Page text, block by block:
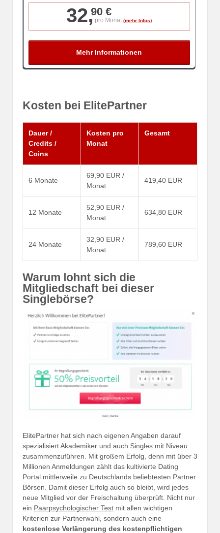
32,90 €
pro Monat
Kosten bei ElitePartner
Dauer /
Credits /
Coins
Kosten pro
Monat
Gesamt
6 Monate
69,90 EUR /
Monat
419,40 EUR
12 Monate
52,90 EUR /
Monat
634,80 EUR
24 Monate
32,90 EUR /
Monat
789,60 EUR
Warum lohnt sich die
Mitgliedschaft bei dieser
Singlebörse?
ElitePartner hat sich nach eigenen Angaben darauf
spezialisiert Akademiker und auch Singles mit Niveau
zusammenzuführen. Mit großem Erfolg, denn mit über 3
Millionen Anmeldungen zählt das kultivierte Dating
Portal mittlerweile zu Deutschlands beliebtesten Partner
Börsen. Damit dieser Erfolg auch so bleibt, wird jedes
neue Mitglied vor der Freischaltung überprüft. Nicht nur
ein Paarpsychologischer Test mit allen wichtigen
Kriterien zur Partnerwahl, sondern auch eine
kostenlose Verlängerung des kostenpflichtigen